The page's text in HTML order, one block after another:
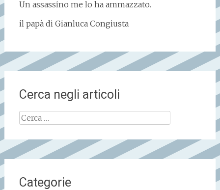
Un assassino me lo ha ammazzato.
il papà di Gianluca Congiusta
Cerca negli articoli
Ricerca
Categorie